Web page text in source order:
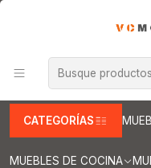
CATEGORÍAS
MUEBLES DE COCINA
Mueble
Mueble meson con
Rustico